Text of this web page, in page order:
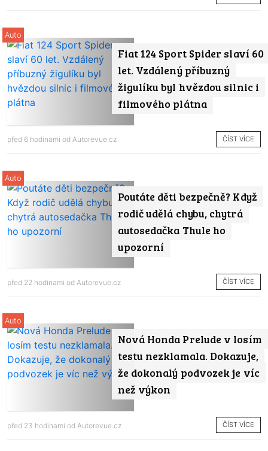
Fiat 124 Sport Spider slaví 60
let. Vzdálený příbuzný
žigulíku byl hvězdou silnic i
filmového plátna
Auto
před 6 hodinami od Autorevue.cz ČÍST VÍCE
Poutáte děti bezpečně? Když
rodič udělá chybu, chytrá
autosedačka Thule ho
upozorní
Auto
před 22 hodinami od Autorevue.cz ČÍST VÍCE
Nová Honda Prelude v losím
testu nezklamala. Dokazuje,
že dokonalý podvozek je víc
než výkon
Auto
před 23 hodinami od Autorevue.cz ČÍST VÍCE